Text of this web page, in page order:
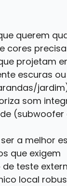
querem
cores
projetam
escuras
som
(subwoofer
a melhor
que exigem
teste
local